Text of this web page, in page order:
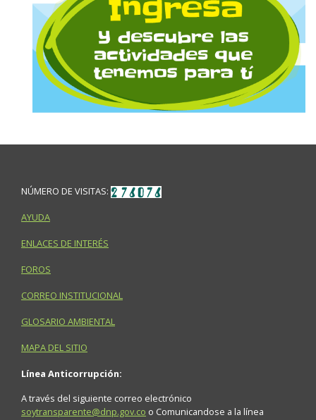
NÚMERO DE VISITAS:
AYUDA
ENLACES DE INTERÉS
FOROS
CORREO INSTITUCIONAL
GLOSARIO AMBIENTAL
MAPA DEL SITIO
Línea Anticorrupción:
A través del siguiente correo electrónico
soytransparente@dnp.gov.co o Comunicandose a la línea